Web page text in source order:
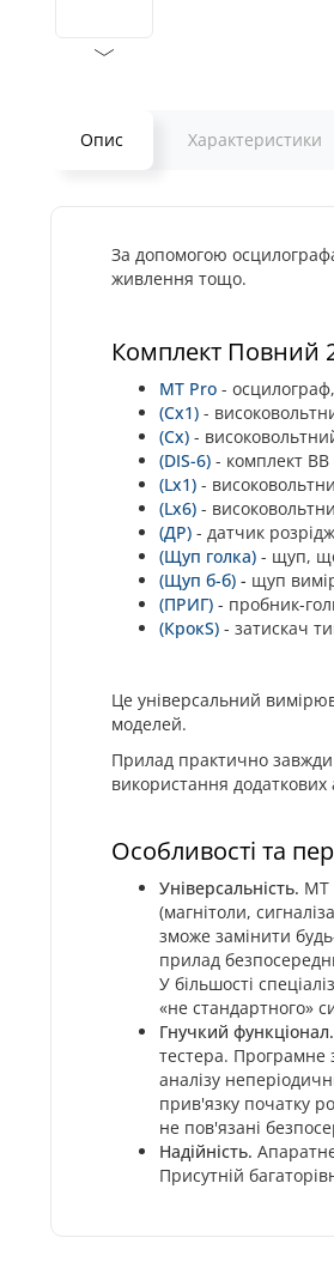
Опис Характеристики
За допомогою
живлення тощо.
Комплект Повний
MT Pro - осцилограф,
(Cx1) -
(Cx) -
(DIS-6) - комплект ВВ
(Lx1) -
(Lx6) -
(ДР) - датчик
(Щуп голка) - щуп,
(Щуп б-б) - щуп
(ПРИГ) - пробник-
(КрокS) - затискач
Це універсальний
моделей.
Прилад практично завжди
використання додаткових
Особливості та
Універсальність. MT
(магнітоли,
зможе замінити
прилад
У більшості
«не стандартного»
Гнучкий функціонал.
тестера. Програмне
аналізу
прив'язку початку
не пов'язані
Надійність.
Присутній